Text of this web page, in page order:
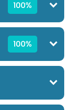
100%
100%